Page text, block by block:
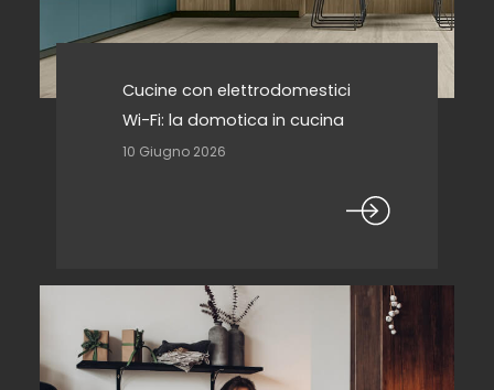
Cucine con elettrodomestici
Wi-Fi: la domotica in cucina
10 Giugno 2026